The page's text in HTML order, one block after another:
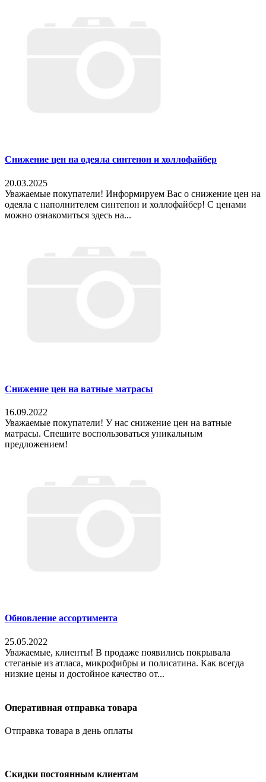
Снижение цен на одеяла синтепон и холлофайбер
20.03.2025
Уважаемые покупатели! Информируем Вас о снижение цен на
одеяла с наполнителем синтепон и холлофайбер! С ценами
можно ознакомиться здесь на...
Снижение цен на ватные матрасы
16.09.2022
Уважаемые покупатели! У нас снижение цен на ватные
матрасы. Спешите воспользоваться уникальным
предложением!
Обновление ассортимента
25.05.2022
Уважаемые, клиенты! В продаже появились покрывала
стеганые из атласа, микрофибры и полисатина. Как всегда
низкие цены и достойное качество от...
Оперативная отправка товара
Отправка товара в день оплаты
Скидки постоянным клиентам